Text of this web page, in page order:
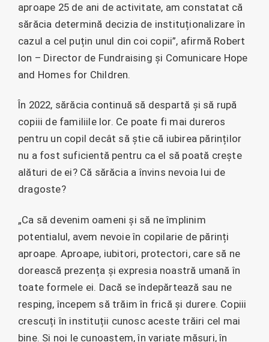
aproape 25 de ani de activitate, am constatat că
sărăcia determină decizia de instituționalizare în
cazul a cel puțin unul din coi copii”, afirmă Robert
Ion – Director de Fundraising și Comunicare Hope
and Homes for Children.
În 2022, sărăcia continuă să despartă și să rupă
copiii de familiile lor. Ce poate fi mai dureros
pentru un copil decât să știe că iubirea părinților
nu a fost suficientă pentru ca el să poată crește
alături de ei? Că sărăcia a învins nevoia lui de
dragoste?
„Ca să devenim oameni și să ne împlinim
potentialul, avem nevoie în copilarie de părinți
aproape. Aproape, iubitori, protectori, care să ne
dorească prezența și expresia noastră umană în
toate formele ei. Dacă se îndepărtează sau ne
resping, începem să trăim în frică și durere. Copiii
crescuți în instituții cunosc aceste trăiri cel mai
bine. Și noi le cunoaștem, în variate măsuri, în